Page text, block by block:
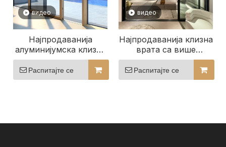
видео
Најпродаванија
алуминијумска клизна
врата на више
колосека у Северној
Америци са
Распитајте се
видео
Најпродаванија клизна
врата са више
колосека у Северној
Америци са
прилагодљивим
Распитајте се